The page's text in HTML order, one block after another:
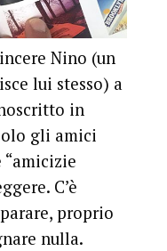
Nino (un
lui stesso) a
in
gli amici
C’è
proprio
nulla.